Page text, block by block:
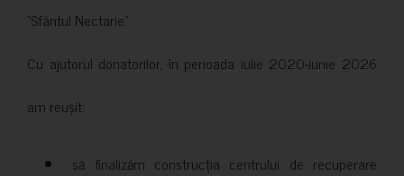
”Sfântul Nectarie”.
Cu ajutorul donatorilor, în perioada iulie 2020-iunie 2026
am reușit:
să finalizăm construcția centrului de recuperare